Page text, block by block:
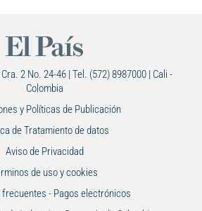
2 No. 24-46 | Tel. (572) 8987000 | Cali -
Colombia
y Políticas de Publicación
de Tratamiento de datos
Aviso de Privacidad
de uso y cookies
frecuentes - Pagos electrónicos